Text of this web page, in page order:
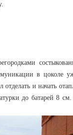
в цоколе
отделать и начать
до батарей 8